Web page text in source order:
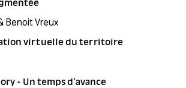
Benoit Vreux
virtuelle du territoire
- Un temps d’avance